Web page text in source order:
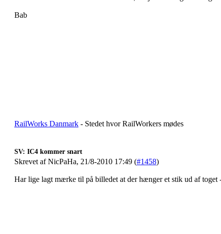
Bab
RailWorks Danmark - Stedet hvor RailWorkers mødes
SV: IC4 kommer snart
Skrevet af NicPaHa, 21/8-2010 17:49 (#1458)
Har lige lagt mærke til på billedet at der hænger et stik ud af toget